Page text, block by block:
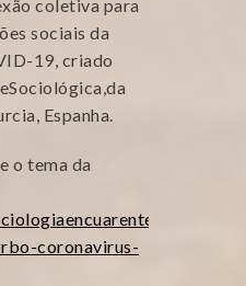
coletiva para
sociais da
19, criado
Espanha.
o tema da
coronavirus-